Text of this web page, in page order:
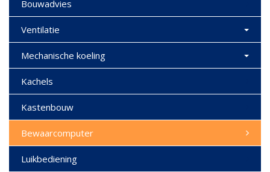
Bouwadvies
Ventilatie
Mechanische koeling
Kachels
Kastenbouw
Bewaarcomputer
Luikbediening